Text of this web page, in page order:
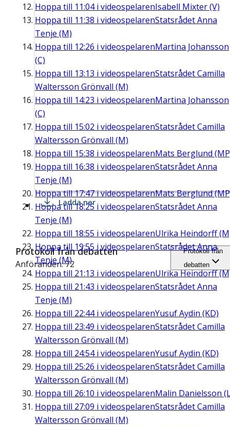
Hoppa till 11:04i videospelarenIsabell Mixter (V)
Hoppa till 11:38 i videospelarenStatsrådet Anna
Tenje (M)
Hoppa till 12:26 i videospelarenMartina Johansson
(C)
Hoppa till 13:13 i videospelarenStatsrådet Camilla
Waltersson Grönvall (M)
Hoppa till 14:23 i videospelarenMartina Johansson
(C)
Hoppa till 15:02 i videospelarenStatsrådet Camilla
Waltersson Grönvall (M)
Hoppa till 15:38 i videospelarenMats Berglund
Hoppa till 16:38 i videospelarenStatsrådet Anna
Tenje (M)
Hoppa till17:47i videospelarenMats Berglund
Hoppa till18:25 i videospelarenStatsrådet Anna
Tenje (M)
Hoppa till 18:55 i videospelarenUlrika Heindorff
Hoppa till 19:55 i videospelarenStatsrådet Anna
Tenje (M)
Hoppa till 21:13 i videospelarenUlrika Heindorff
Hoppa till 21:43 i videospelarenStatsrådet Anna
Tenje (M)
Hoppa till 22:44i videospelarenYusuf Aydin (KD)
Hoppa till 23:49 i videospelarenStatsrådet Camilla
Waltersson Grönvall (M)
Hoppa till 24:54i videospelarenYusuf Aydin (KD)
Hoppa till 25:26 i videospelarenStatsrådet Camilla
Waltersson Grönvall (M)
Hoppa till 26:10 i videospelarenMalin Danielsson
Hoppa till 27:09 i videospelarenStatsrådet Camilla
Waltersson Grönvall (M)
Ladda ner
Protokoll från debatten
Anföranden: 72
Protokoll från
debatten